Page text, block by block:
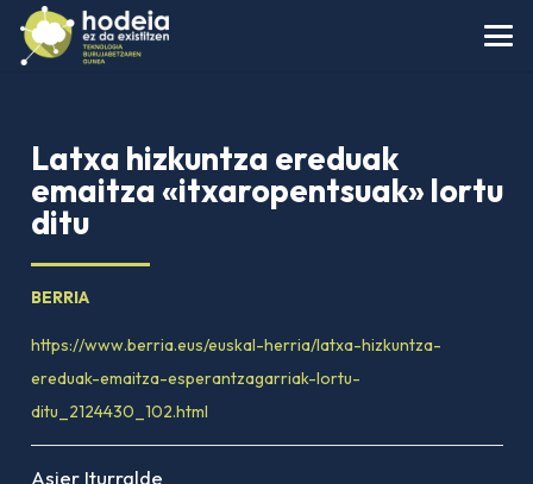
Latxa hizkuntza ereduak
emaitza «itxaropentsuak» lortu
ditu
BERRIA
https://www.berria.eus/euskal-herria/latxa-hizkuntza-
ereduak-emaitza-esperantzagarriak-lortu-
ditu_2124430_102.html
Asier Iturralde